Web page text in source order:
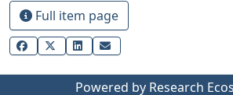
Full item page
Powered by Research